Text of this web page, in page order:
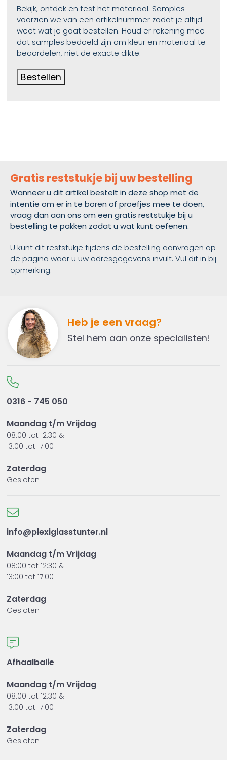
Bekijk, ontdek en test het materiaal. Samples
voorzien we van een artikelnummer zodat je altijd
weet wat je gaat bestellen. Houd er rekening mee
dat samples bedoeld zijn om kleur en materiaal te
beoordelen, niet de exacte dikte.
Bestellen
Gratis reststukje bij uw bestelling
Wanneer u dit artikel bestelt in deze shop met de
intentie om er in te boren of proefjes mee te doen,
vraag dan aan ons om een gratis reststukje bij u
bestelling te pakken zodat u wat kunt oefenen.
U kunt dit reststukje tijdens de bestelling aanvragen op
de pagina waar u uw adresgegevens invult. Vul dit in bij
opmerking.
Heb je een vraag?
Stel hem aan onze specialisten!
0316 - 745 050
Maandag t/m Vrijdag
08:00 tot 12:30 &
13:00 tot 17:00
Zaterdag
Gesloten
info@plexiglasstunter.nl
Maandag t/m Vrijdag
08:00 tot 12:30 &
13:00 tot 17:00
Zaterdag
Gesloten
Afhaalbalie
Maandag t/m Vrijdag
08:00 tot 12:30 &
13:00 tot 17:00
Zaterdag
Gesloten